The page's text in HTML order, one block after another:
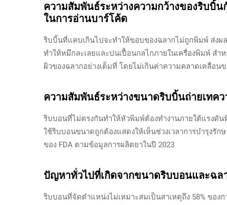
ความสัมพันธ์ระหว่างความกว้างของริบบิ้
ในการอ่านบาร์โค้ด
ริบบิ้นที่แคบเกินไปจะทำให้ขอบของฉลากไม่ถูกพิมพ์ ส่ง
ทำให้หมึกละเลยและปนเปื้อนกลไกภายในเครื่องพิมพ์ ส
ผิวของฉลากอย่างเต็มที่ โดยไม่เกินค่าความคลาดเคลื่อน
ความสัมพันธ์ระหว่างขนาดริบบิ้นถ่ายเทค
ริบบอนที่ไม่ตรงกันทำให้หัวพิมพ์ต้องทำงานภายใต้แรงดัน
ใช้ริบบอนขนาดถูกต้องแสดงให้เห็นช่วงเวลาการบำรุงรั
ของ FDA ตามข้อมูลการผลิตยาในปี 2023
ปัญหาทั่วไปที่เกิดจากขนาดริบบอนและฉล
ริบบอนที่จัดตำแหน่งไม่เหมาะสมเป็นสาเหตุถึง 58% ขอ